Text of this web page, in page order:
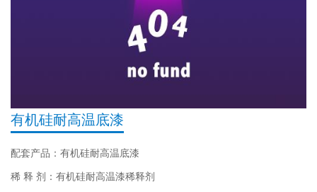
有机硅耐高温底漆
配套产品：有机硅耐高温底漆
稀 释 剂：有机硅耐高温漆稀释剂